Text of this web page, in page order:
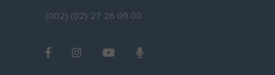
(002) (02) 27 26 09 00